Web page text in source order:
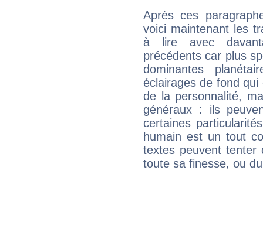
Après ces
voici maintenant les
à lire avec
précédents car plus
dominantes
éclairages de fond
de la personnalité,
généraux : ils
certaines
humain est un tout
textes peuvent tenter
toute sa finesse, ou